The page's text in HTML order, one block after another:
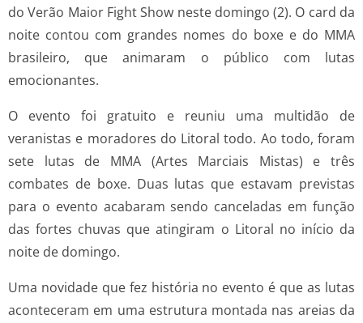
do Verão Maior Fight Show neste domingo (2). O card da
noite contou com grandes nomes do boxe e do MMA
brasileiro, que animaram o público com lutas
emocionantes.
O evento foi gratuito e reuniu uma multidão de
veranistas e moradores do Litoral todo. Ao todo, foram
sete lutas de MMA (Artes Marciais Mistas) e três
combates de boxe. Duas lutas que estavam previstas
para o evento acabaram sendo canceladas em função
das fortes chuvas que atingiram o Litoral no início da
noite de domingo.
Uma novidade que fez história no evento é que as lutas
aconteceram em uma estrutura montada nas areias da